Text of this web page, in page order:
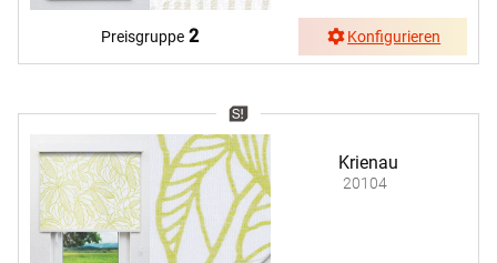
Preisgruppe 2 Konfigurieren
Krienau
20104